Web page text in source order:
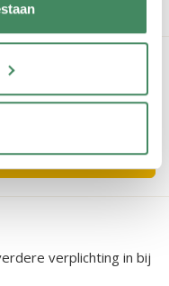
Wij leiden je
verplichting in bij